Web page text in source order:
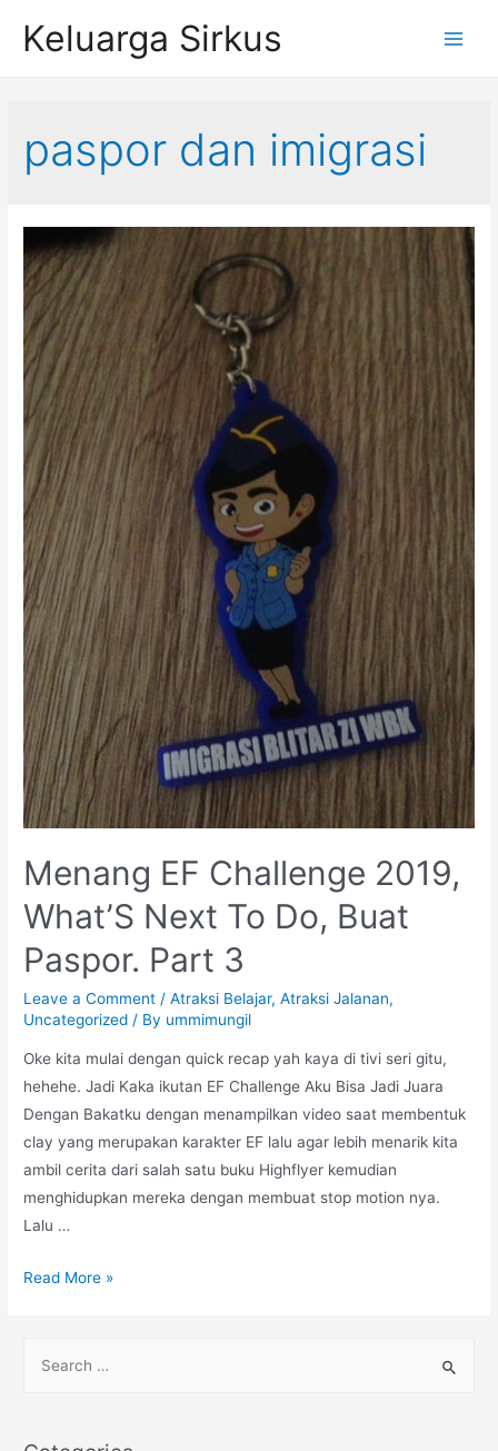
Keluarga Sirkus
paspor dan imigrasi
Menang EF Challenge 2019,
What’S Next To Do, Buat
Paspor. Part 3
Leave a Comment /Atraksi Belajar,Atraksi Jalanan,
Uncategorized / By ummimungil
Oke kita mulai dengan quick recap yah kaya di tivi seri gitu,
hehehe. Jadi Kaka ikutan EF Challenge Aku Bisa Jadi Juara
Dengan Bakatku dengan menampilkan video saat membentuk
clay yang merupakan karakter EF lalu agar lebih menarik kita
ambil cerita dari salah satu buku Highflyer kemudian
menghidupkan mereka dengan membuat stop motion nya.
Lalu …
Menang
2019,
To
Read More »
r